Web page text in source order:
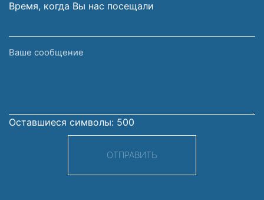
Время, когда Вы нас посещали
Ваше
Оставшиеся символы: 500
ОТПРАВИТЬ